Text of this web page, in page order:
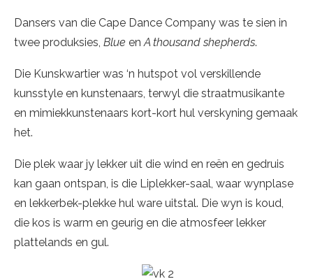
Dansers van die Cape Dance Company was te sien in
twee produksies, Blue en A thousand shepherds.
Die Kunskwartier was ‘n hutspot vol verskillende
kunsstyle en kunstenaars, terwyl die straatmusikante
en mimiekkunstenaars kort-kort hul verskyning gemaak
het.
Die plek waar jy lekker uit die wind en reën en gedruis
kan gaan ontspan, is die Liplekker-saal, waar wynplase
en lekkerbek-plekke hul ware uitstal. Die wyn is koud,
die kos is warm en geurig en die atmosfeer lekker
plattelands en gul.